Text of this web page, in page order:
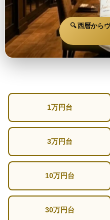
🔍 西暦から
1万円台
3万円台
10万円台
30万円台